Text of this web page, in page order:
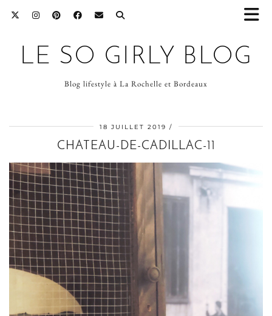
LE SO GIRLY BLOG
Blog lifestyle à La Rochelle et Bordeaux
18 JUILLET 2019
CHATEAU-DE-CADILLAC-11